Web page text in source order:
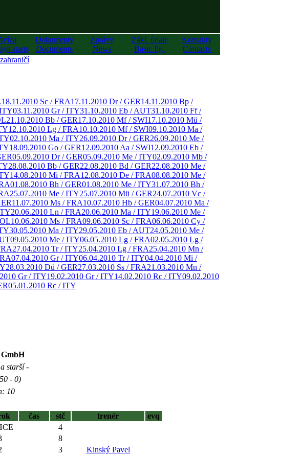
starts
Dokumenty
Documents
Zprávy
News
Zákl. údaje
Basic fig.
Kontakty
Contacts
18.11.2010 Sc / FRA17.11.2010 Dr / GER14.11.2010 Bp /
03.11.2010 Gr / ITY31.10.2010 Eb / AUT31.10.2010 Ff /
21.10.2010 Bb / GER17.10.2010 Mf / SWI17.10.2010 Mü /
12.10.2010 Lg / FRA10.10.2010 Mf / SWI09.10.2010 Ma /
02.10.2010 Ma / ITY26.09.2010 Dr / GER26.09.2010 Me /
18.09.2010 Go / GER12.09.2010 Aa / SWI12.09.2010 Eb /
05.09.2010 Dr / GER05.09.2010 Me / ITY02.09.2010 Mb /
28.08.2010 Bb / GER22.08.2010 Bd / GER22.08.2010 Me /
14.08.2010 Mi / FRA12.08.2010 De / FRA08.08.2010 Me /
01.08.2010 Bh / GER01.08.2010 Me / ITY31.07.2010 Bh /
25.07.2010 Me / ITY25.07.2010 Mü / GER24.07.2010 Vc /
11.07.2010 Ms / FRA10.07.2010 Hb / GER04.07.2010 Ma /
20.06.2010 Ln / FRA20.06.2010 Ma / ITY19.06.2010 Me /
10.06.2010 Ms / FRA09.06.2010 Sc / FRA06.06.2010 Cy /
30.05.2010 Ma / ITY29.05.2010 Eb / AUT24.05.2010 Me /
09.05.2010 Me / ITY06.05.2010 Lg / FRA02.05.2010 Lg /
27.04.2010 Tr / ITY25.04.2010 Lg / FRA25.04.2010 Mn /
07.04.2010 Gr / ITY06.04.2010 Tr / ITY04.04.2010 Mi /
28.03.2010 Dü / GER27.03.2010 Ss / FRA21.03.2010 Mn /
Gr / ITY19.02.2010 Gr / ITY14.02.2010 Rc / ITY09.02.2010
05.01.2010 Rc / ITY
GmbH
starší -
- 0)
10
čas stč trenér
evq
4
8
3
Kinský Pavel